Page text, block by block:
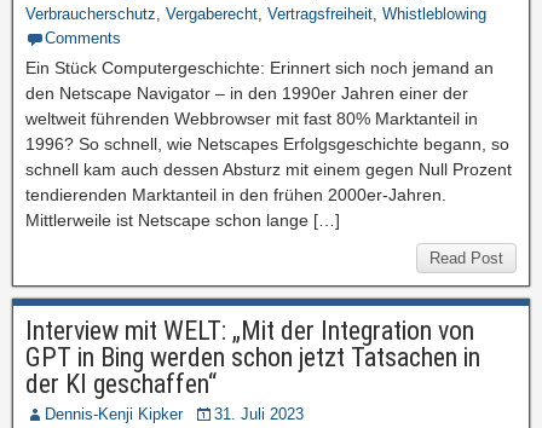
Verbraucherschutz, Vergaberecht, Vertragsfreiheit, Whistleblowing
Comments
Ein Stück Computergeschichte: Erinnert sich noch jemand an
den Netscape Navigator – in den 1990er Jahren einer der
weltweit führenden Webbrowser mit fast 80% Marktanteil in
1996? So schnell, wie Netscapes Erfolgsgeschichte begann, so
schnell kam auch dessen Absturz mit einem gegen Null Prozent
tendierenden Marktanteil in den frühen 2000er-Jahren.
Mittlerweile ist Netscape schon lange […]
Read Post
Interview mit WELT: „Mit der Integration von
GPT in Bing werden schon jetzt Tatsachen in
der KI geschaffen“
Dennis-Kenji Kipker
31. Juli 2023